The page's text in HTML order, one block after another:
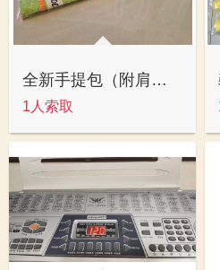
全新手提包（附肩背帶）
1人索取